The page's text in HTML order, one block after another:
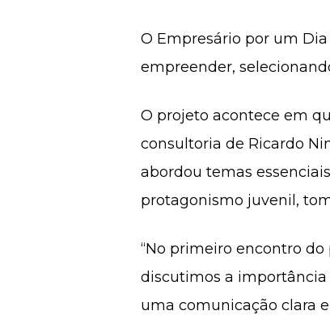
O Empresário por um
empreender,
O projeto acontece em
consultoria de Ricardo
abordou temas
protagonismo juvenil,
“No primeiro encontro
discutimos a importância
uma comunicação clara